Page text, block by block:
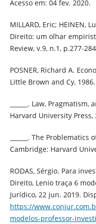
Acesso em: 04 fev. 2020.
MILLARD, Eric; HEINEN,
Direito: um olhar
Review, v.9, n.1, p.277-
POSNER, Richard A.
Little Brown and Cy, 1986.
______. Law,
Harvard University Press,
______. The
Cambridge: Harvard
RODAS, Sérgio. Para
Direito, Lenio traça 6
Jurídico, 22 jun. 2019.
https://
modelos-professor-